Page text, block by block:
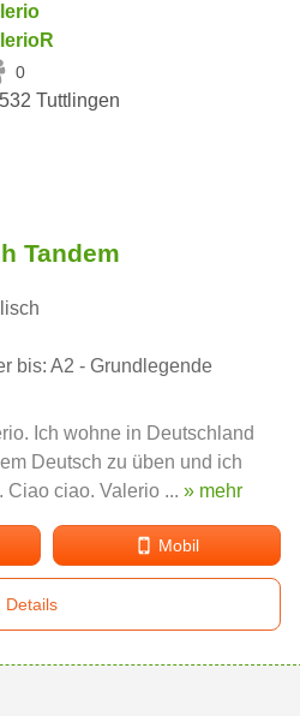
0
Tuttlingen
Tandem
bis: A2 - Grundlegende
Ich wohne in Deutschland
Deutsch zu üben und ich
Ciao ciao. Valerio ... » mehr
Mobil
Details